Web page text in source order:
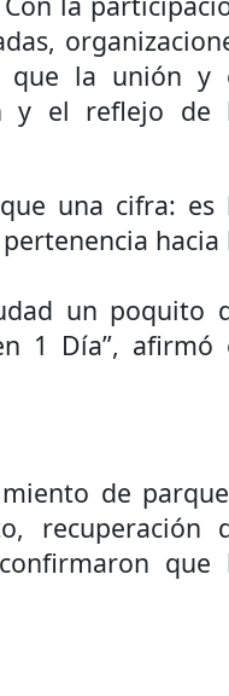
con discapacidad de
EN EXPOCAMELLO
SABER
del Tolima alcanzó el 94
con una nueva
para el abordaje de
que la unión y
y el reflejo de
una cifra: es
hacia
un poquito
1 Día”, afirmó
de
recuperación
que